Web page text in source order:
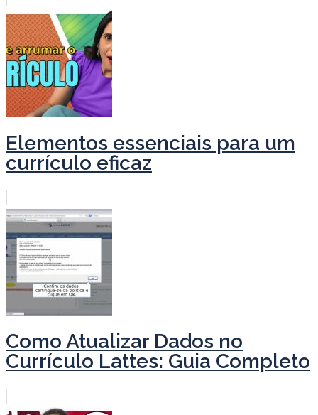
Elementos essenciais para um
currículo eficaz
Como Atualizar Dados no
Currículo Lattes: Guia Completo